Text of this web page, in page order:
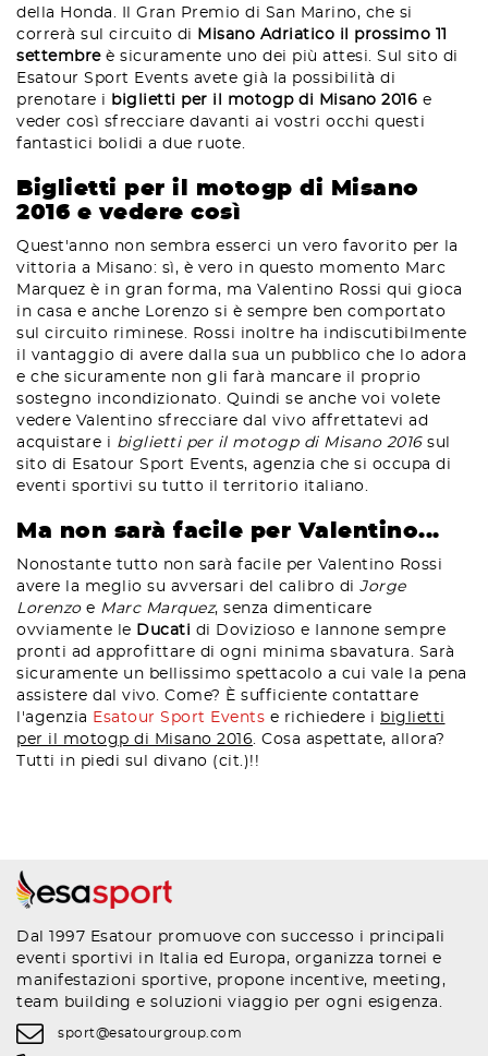
della Honda. Il Gran Premio di San Marino, che si
correrà sul circuito di
Misano Adriatico il prossimo 11
settembreè sicuramente uno dei più attesi. Sul sito di
Esatour Sport Events avete già la possibilità di
prenotare i
biglietti per il motogp di Misano 2016 e
veder così sfrecciare davanti ai vostri occhi questi
fantastici bolidi a due ruote.
Biglietti per il motogp di Misano
2016 e vedere così
Quest'anno non sembra esserci un vero favorito per la
vittoria a Misano: sì, è vero in questo momento Marc
Marquez è in gran forma, ma Valentino Rossi qui gioca
in casa e anche Lorenzo si è sempre ben comportato
sul circuito riminese. Rossi inoltre ha indiscutibilmente
il vantaggio di avere dalla sua un pubblico che lo adora
e che sicuramente non gli farà mancare il proprio
sostegno incondizionato. Quindi se anche voi volete
vedere Valentino sfrecciare dal vivo affrettatevi ad
acquistare i biglietti per il motogp di Misano 2016sul
sito di Esatour Sport Events, agenzia che si occupa di
eventi sportivi su tutto il territorio italiano.
Ma non sarà facile per Valentino...
Nonostante tutto non sarà facile per Valentino Rossi
avere la meglio su avversari del calibro di Jorge
Lorenzoe Marc Marquez, senza dimenticare
ovviamente le Ducati di Dovizioso e Iannone sempre
pronti ad approfittare di ogni minima sbavatura. Sarà
sicuramente un bellissimo spettacolo a cui vale la pena
assistere dal vivo. Come? È sufficiente contattare
l'agenzia Esatour Sport Events e richiedere i biglietti
per il motogp di Misano 2016 . Cosa aspettate, allora?
Tutti in piedi sul divano (cit.)!!
Dal 1997 Esatour promuove con successo i principali
eventi sportivi in Italia ed Europa, organizza tornei e
manifestazioni sportive, propone incentive, meeting,
team building e soluzioni viaggio per ogni esigenza.
sport@esatourgroup.com